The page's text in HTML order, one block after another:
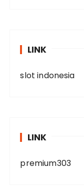
LINK
slot indonesia
LINK
premium303